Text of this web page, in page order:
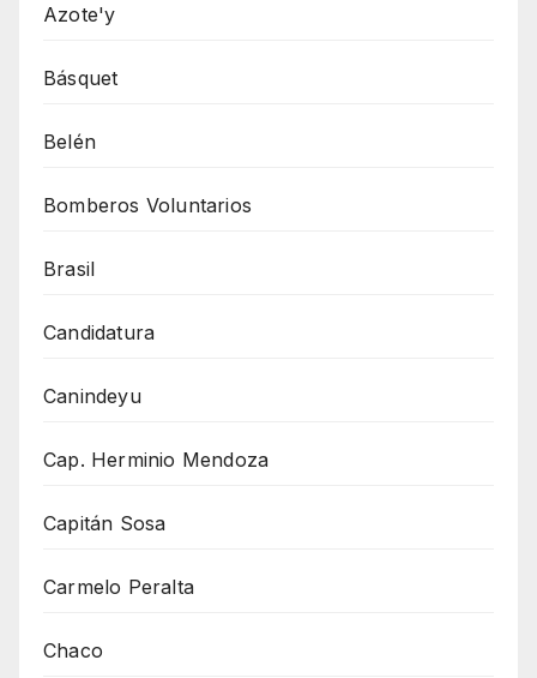
Azote'y
Básquet
Belén
Bomberos Voluntarios
Brasil
Candidatura
Canindeyu
Cap. Herminio Mendoza
Capitán Sosa
Carmelo Peralta
Chaco